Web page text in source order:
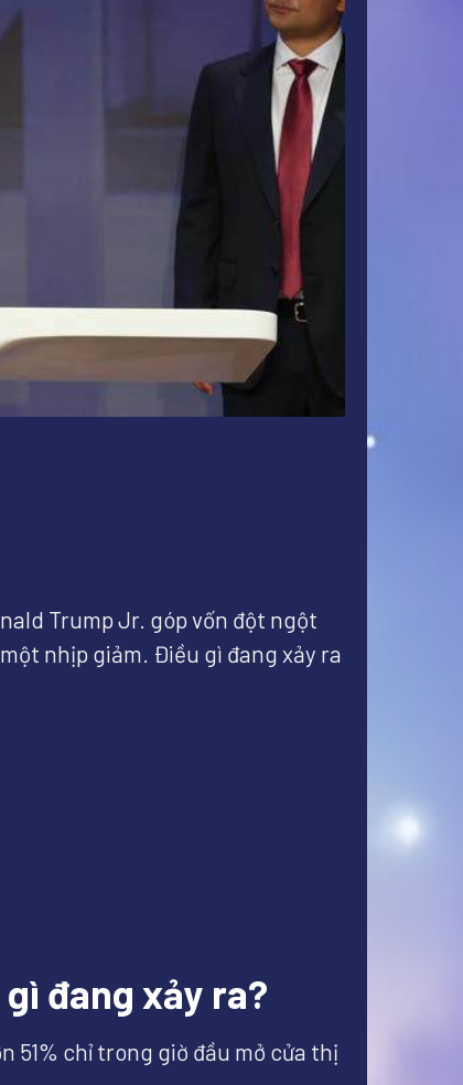
Trump Jr. góp vốn đột ngột
nhịp giảm. Điều gì đang xảy ra
đang xảy ra?
51% chỉ trong giờ đầu mở cửa thị